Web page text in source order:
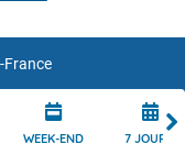
WEEK-END 7 JOURS
France